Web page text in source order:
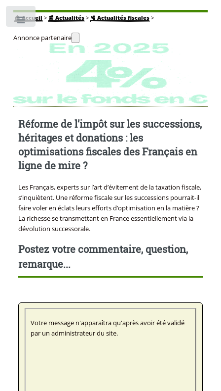
🏠Accueil > 📰 Actualités> 🛂 Actualités fiscales>
Annonce partenaire
Réforme de l’impôt sur les successions,
héritages et donations : les
optimisations fiscales des Français en
ligne de mire ?
Les Français, experts sur l’art d’évitement de la taxation fiscale,
s’inquiètent. Une réforme fiscale sur les successions pourrait-il
faire voler en éclats leurs efforts d’optimisation en la matière ?
La richesse se transmettant en France essentiellement via la
dévolution successorale.
Postez votre commentaire, question,
remarque...
Votre message n'apparaîtra qu'après avoir été validé
par un administrateur du site.
Toggle